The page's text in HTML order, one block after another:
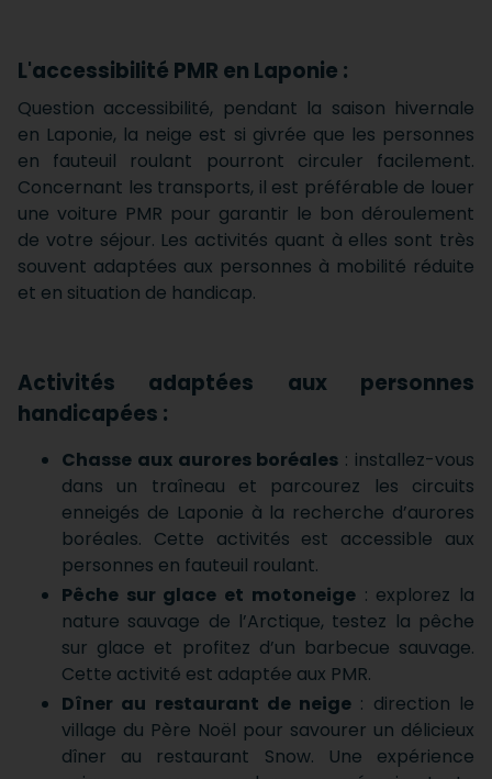
L'accessibilité PMR en Laponie :
Question accessibilité, pendant la saison hivernale
en Laponie, la neige est si givrée que les personnes
en fauteuil roulant pourront circuler facilement.
Concernant les transports, il est préférable de louer
une voiture PMR pour garantir le bon déroulement
de votre séjour. Les activités quant à elles sont très
souvent adaptées aux personnes à mobilité réduite
et en situation de handicap.
Activités adaptées aux personnes
handicapées :
Chasse aux aurores boréales : installez-vous
dans un traîneau et parcourez les circuits
enneigés de Laponie à la recherche d’aurores
boréales. Cette activités est accessible aux
personnes en fauteuil roulant.
Pêche sur glace et motoneige: explorez la
nature sauvage de l’Arctique, testez la pêche
sur glace et profitez d’un barbecue sauvage.
Cette activité est adaptée aux PMR.
Dîner au restaurant de neige : direction le
village du Père Noël pour savourer un délicieux
dîner au restaurant Snow. Une expérience